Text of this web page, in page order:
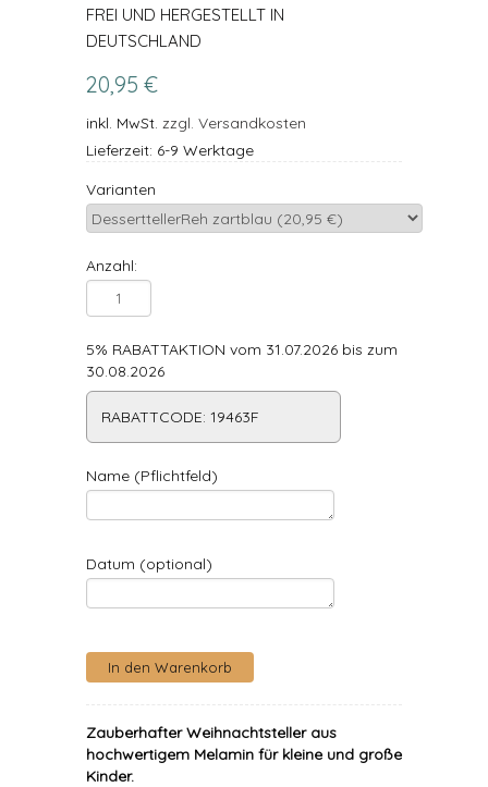
FREI UND HERGESTELLT IN
DEUTSCHLAND
20,95 €
inkl. MwSt. zzgl. Versandkosten
Lieferzeit: 6-9 Werktage
Varianten
Anzahl:
5% RABATTAKTION vom 31.07.2026 bis zum
30.08.2026
RABATTCODE: 19463F
Name (Pflichtfeld)
Datum (optional)
Zauberhafter Weihnachtsteller aus
hochwertigem Melamin für kleine und große
Kinder.